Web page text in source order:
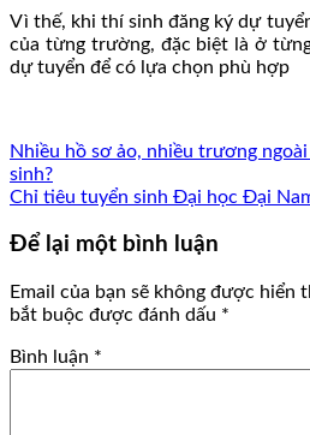
Vì thế, khi thí sinh đăng ký dự
của từng trường, đặc biệt là ở
dự tuyển để có lựa chọn phù hợp
Nhiều hồ sơ ảo, nhiều trương
sinh?
Chỉ tiêu tuyển sinh Đại học Đại
Để lại một bình luận
Email của bạn sẽ không được hiển
bắt buộc được đánh dấu *
Bình luận *